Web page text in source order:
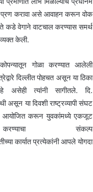
प्रण करावा असे आवाहन करून वोक
कडे वेगाने वाटचाल करण्यास समर्थ
केली.
गोळा करण्यात आलेली
दिल्लीत पोहचत असून या ठिका
असेही त्यांनी सागीतले. दि.
असून या दिवशी राष्ट्रव्यापी संघट
आयोजित करून युवकांमध्ये एकजूट
संकल्प
कार्यात प्रत्येकांनी आपले योगदा